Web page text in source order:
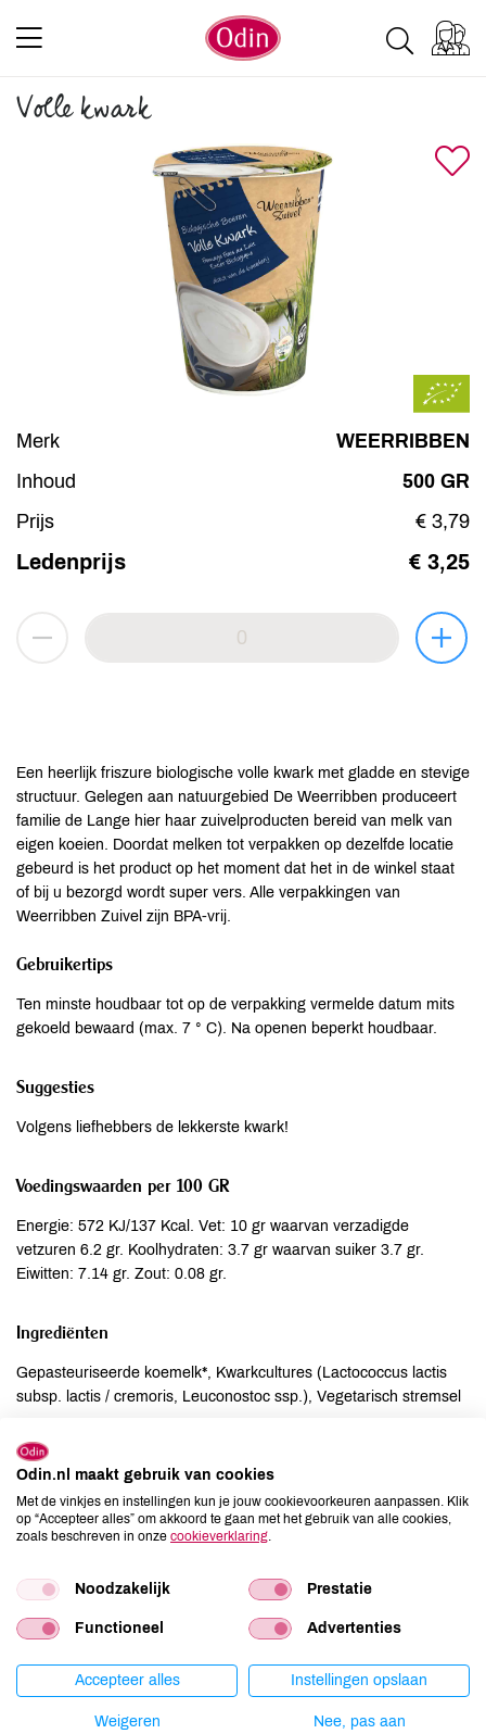
Volle kwark
Merk
WEERRIBBEN
Inhoud
500 GR
Prijs
€ 3,79
Ledenprijs € 3,25
Een heerlijk friszure biologische volle kwark met gladde en stevige
structuur. Gelegen aan natuurgebied De Weerribben produceert
familie de Lange hier haar zuivelproducten bereid van melk van
eigen koeien. Doordat melken tot verpakken op dezelfde locatie
gebeurd is het product op het moment dat het in de winkel staat
of bij u bezorgd wordt super vers. Alle verpakkingen van
Weerribben Zuivel zijn BPA-vrij.
Gebruikertips
Ten minste houdbaar tot op de verpakking vermelde datum mits
gekoeld bewaard (max. 7 ° C). Na openen beperkt houdbaar.
Suggesties
Volgens liefhebbers de lekkerste kwark!
Voedingswaarden per 100 GR
Energie: 572 KJ/137 Kcal. Vet: 10 gr waarvan verzadigde
vetzuren 6.2 gr. Koolhydraten: 3.7 gr waarvan suiker 3.7 gr.
Eiwitten: 7.14 gr. Zout: 0.08 gr.
Ingrediënten
Gepasteuriseerde koemelk*, Kwarkcultures (Lactococcus lactis
subsp. lactis / cremoris, Leuconostoc ssp.), Vegetarisch stremsel
Allergenen
Aardnoten
niet aanwezig
Ei
niet aanwezig
Lactose
aanwezig
Mosterd
niet aanwezig
Noten
niet aanwezig
Schaaldieren
niet aanwezig
niet aanwezig
Odin.nl maakt gebruik van cookies
Met de vinkjes en instellingen kun je jouw cookievoorkeuren aanpassen. Klik
op “Accepteer alles” om akkoord te gaan met het gebruik van alle cookies,
zoals beschreven in onze cookieverklaring
Noodzakelijk Prestatie
Functioneel Advertenties
Accepteer alles Instellingen opslaan
Weigeren Nee, pas aan